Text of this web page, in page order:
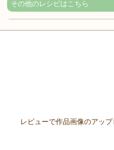
その他のレシピはこちら
レビューで作品画像のアッ